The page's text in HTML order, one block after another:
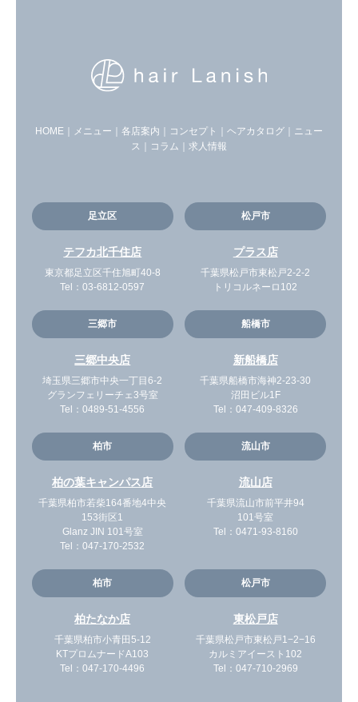
HOME メニュー 各店案内 コンセプト ヘアカタログ
ニュー
ス
コラム 求人情報
足立区
テフカ北千住店
東京都足立区千住旭町40-8
Tel：03-6812-0597
松戸市
プラス店
千葉県松戸市東松戸2-2-2
トリコルネーロ102
三郷市
三郷中央店
埼玉県三郷市中央一丁目6-2
グランフェリーチェ3号室
Tel：0489-51-4556
船橋市
新船橋店
千葉県船橋市海神2-23-30
沼田ビル1F
Tel： 047-409-8326
柏市
柏の葉キャンパス店
千葉県柏市若柴164番地4中央
153街区1
Glanz JIN 101号室
Tel：047-170-2532
流山市
流山店
千葉県流山市前平井94
101号室
Tel： 0471-93-8160
柏市
柏たなか店
千葉県柏市小青田5-12
KTプロムナードA103
Tel：047-170-4496
松戸市
東松戸店
千葉県松戸市東松戸1−2−16
カルミアイースト102
Tel： 047-710-2969